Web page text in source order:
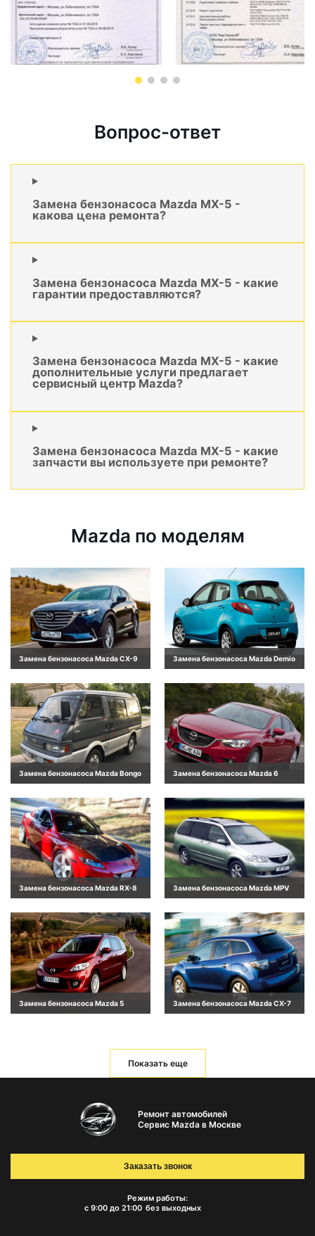
Вопрос-ответ
Замена бензонасоса Mazda MX-5 -
какова цена ремонта?
Замена бензонасоса Mazda MX-5 - какие
гарантии предоставляются?
Замена бензонасоса Mazda MX-5 - какие
дополнительные услуги предлагает
сервисный центр Mazda?
Замена бензонасоса Mazda MX-5 - какие
запчасти вы используете при ремонте?
Mazda по моделям
Замена бензонасоса Mazda CX-9 Замена бензонасоса Mazda Demio
Замена бензонасоса Mazda Bongo Замена бензонасоса Mazda 6
Замена бензонасоса Mazda RX-8 Замена бензонасоса Mazda MPV
Замена бензонасоса Mazda 5 Замена бензонасоса Mazda CX-7
Показать еще
Ремонт автомобилей
Сервис Mazda в Москве
Режим работы:
с 9:00 до 21:00 без выходных
Заказать звонок